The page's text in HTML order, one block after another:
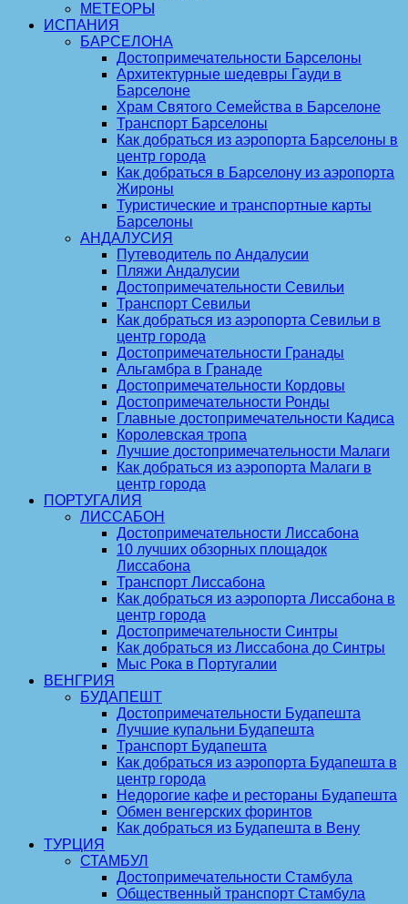
МЕТЕОРЫ
ИСПАНИЯ
БАРСЕЛОНА
Достопримечательности Барселоны
Архитектурные шедевры Гауди в
Барселоне
Храм Святого Семейства в Барселоне
Транспорт Барселоны
Как добраться из аэропорта Барселоны в
центр города
Как добраться в Барселону из аэропорта
Жироны
Туристические и транспортные карты
Барселоны
АНДАЛУСИЯ
Путеводитель по Андалусии
Пляжи Андалусии
Достопримечательности Севильи
Транспорт Севильи
Как добраться из аэропорта Севильи в
центр города
Достопримечательности Гранады
Альгамбра в Гранаде
Достопримечательности Кордовы
Достопримечательности Ронды
Главные достопримечательности Кадиса
Королевская тропа
Лучшие достопримечательности Малаги
Как добраться из аэропорта Малаги в
центр города
ПОРТУГАЛИЯ
ЛИССАБОН
Достопримечательности Лиссабона
10 лучших обзорных площадок
Лиссабона
Транспорт Лиссабона
Как добраться из аэропорта Лиссабона в
центр города
Достопримечательности Синтры
Как добраться из Лиссабона до Синтры
Мыс Рока в Португалии
ВЕНГРИЯ
БУДАПЕШТ
Достопримечательности Будапешта
Лучшие купальни Будапешта
Транспорт Будапешта
Как добраться из аэропорта Будапешта в
центр города
Недорогие кафе и рестораны Будапешта
Обмен венгерских форинтов
Как добраться из Будапешта в Вену
ТУРЦИЯ
СТАМБУЛ
Достопримечательности Стамбула
Общественный транспорт Стамбула